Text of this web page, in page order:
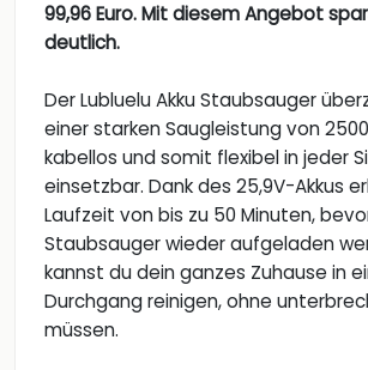
99,96 Euro. Mit diesem Angebot
deutlich.
Der Lubluelu Akku Staubsauger
einer starken Saugleistung von
kabellos und somit flexibel in jeder
einsetzbar. Dank des 25,9V-Akkus
Laufzeit von bis zu 50 Minuten,
Staubsauger wieder aufgeladen
kannst du dein ganzes Zuhause in
Durchgang reinigen, ohne
müssen.